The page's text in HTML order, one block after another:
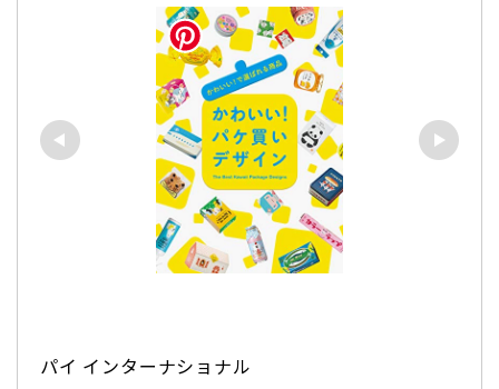
パイ インターナショナル